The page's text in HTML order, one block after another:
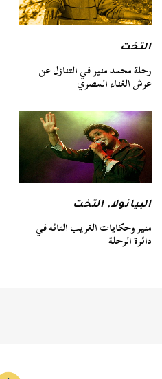
التخت
رحلة محمد منير في التنازل عن
عرش الغناء المصري
البيانولا,التخت
منير وحكايات الغريب التائه في
دائرة الرحلة